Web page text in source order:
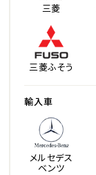
三菱
三菱ふそう
輸入車
メルセデス
ベンツ